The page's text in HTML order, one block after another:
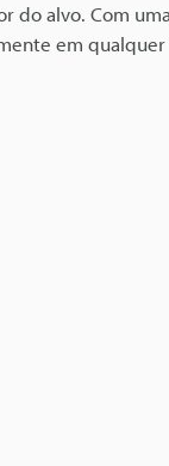
do alvo. Com
em qualquer